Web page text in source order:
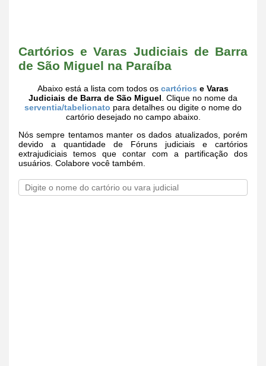
Cartórios e Varas Judiciais de Barra
de São Miguel na Paraíba
Abaixo está a lista com todos os cartórios e Varas
Judiciais de Barra de São Miguel . Clique no nome da
serventia/tabelionato para detalhes ou digite o nome do
cartório desejado no campo abaixo.
Nós sempre tentamos manter os dados atualizados, porém
devido a quantidade de Fóruns judiciais e cartórios
extrajudiciais temos que contar com a partificação dos
usuários. Colabore você também.